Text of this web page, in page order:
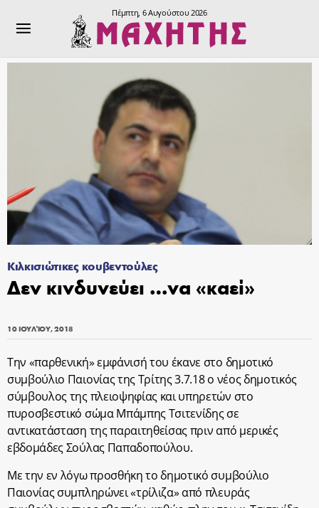
Πέμπτη, 6 Αυγούστου 2026
Κιλκισιώτικες κουβεντούλες
Δεν κινδυνεύει …να «καεί»
10 ΙΟΥΛΊΟΥ, 2018
Την «παρθενική» εμφάνισή του έκανε στο δημοτικό
συμβούλιο Παιονίας της Τρίτης 3.7.18 ο νέος δημοτικός
σύμβουλος της πλειοψηφίας και υπηρετών στο
πυροσβεστικό σώμα Μπάμπης Τσιτενίδης σε
αντικατάσταση της παραιτηθείσας πριν από μερικές
εβδομάδες Σούλας Παπαδοπούλου.
Με την εν λόγω προσθήκη το δημοτικό συμβούλιο
Παιονίας συμπληρώνει «τρίλιζα» από πλευράς